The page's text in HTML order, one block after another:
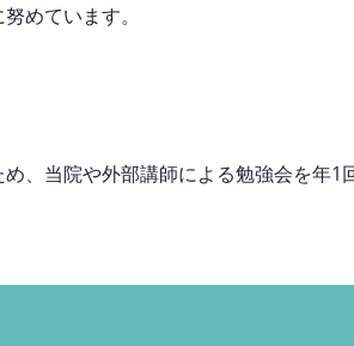
めています。
、当院や外部講師による勉強会を年1